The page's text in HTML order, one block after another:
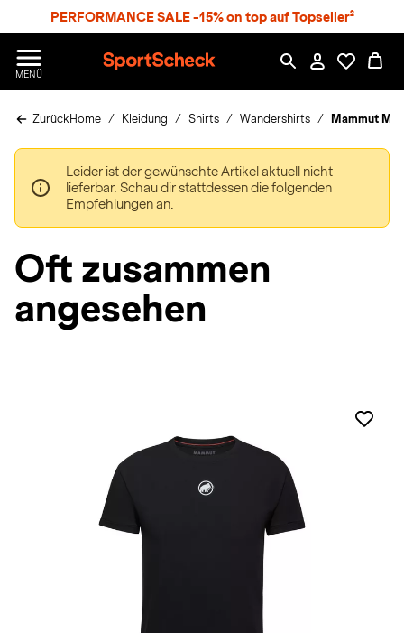
PERFORMANCE SALE -15% on top auf Topseller²
MENÜ
p
r
c
h
e
ZurückHome Kleidung Shirts Wandershirts Mammut
Leider ist der gewünschte Artikel aktuell nicht
lieferbar. Schau dir stattdessen die folgenden
Empfehlungen an.
Oft zusammen
angesehen